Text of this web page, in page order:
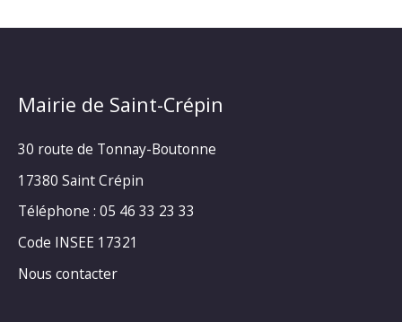
Mairie de Saint-Crépin
30 route de Tonnay-Boutonne
17380 Saint Crépin
Téléphone : 05 46 33 23 33
Code INSEE 17321
Nous contacter